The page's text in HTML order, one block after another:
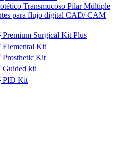
Transmucoso Pilar Múltiple
para flujo digital CAD/ CAM
Premium Surgical Kit Plus
Elemental Kit
Prosthetic Kit
Guided kit
PID Kit